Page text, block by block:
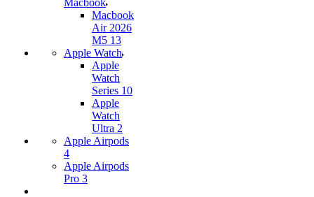
Macbook
Macbook
Air 2026
M5 13
Apple Watch
Apple
Watch
Series 10
Apple
Watch
Ultra 2
Apple Airpods
4
Apple Airpods
Pro 3